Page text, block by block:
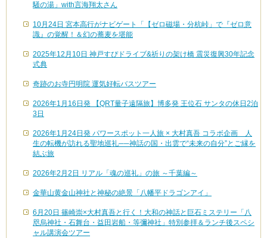
騒の湯」with言海翔太さん
10月24日 宮本高行がナビゲート「【ゼロ磁場・分杭峠」で『ゼロ意
識』の覚醒！＆幻の蕎麦を堪能
2025年12月10日 神戸すぴドライブ&祈りの架け橋 震災復興30年記念
式典
奇跡のお寺円明院 運気好転バスツアー
2026年1月16日発 【QRT量子遠隔旅】博多発 王位石 サンタの休日2泊
3日
2026年1月24日発 パワースポット一人旅 × 大村真吾 コラボ企画 人
生の転機が訪れる聖地巡礼──神話の国・出雲で“未来の自分”とご縁を
結ぶ旅
2026年2月2日 リアル「魂の巡礼」の旅 ～千葉編～
金華山黄金山神社と神秘の絶景「八幡平ドラゴンアイ」
6月20日 篠崎崇×大村真吾と行く！大和の神話と巨石ミステリー「八
咫烏神社・石舞台・益田岩船・等彌神社」特別参拝＆ランチ後スペシ
ャル講演会ツアー